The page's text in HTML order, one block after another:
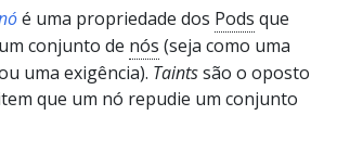
é uma propriedade dos Pods que
conjunto de nós (seja como uma
uma exigência). Taintssão o oposto
que um nó repudie um conjunto